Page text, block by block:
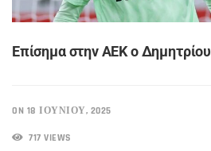
Eπίσημα στην ΑΕΚ ο Δημητρίου
ON 18 ΙΟΥΝΊΟΥ, 2025
717 VIEWS